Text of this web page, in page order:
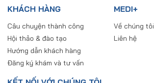
KHÁCH HÀNG
Câu chuyện thành công
Hội thảo & đào tạo
Hướng dẫn khách hàng
Đăng ký khám và tư vấn
MEDI+
Về chúng tôi
Liên hệ